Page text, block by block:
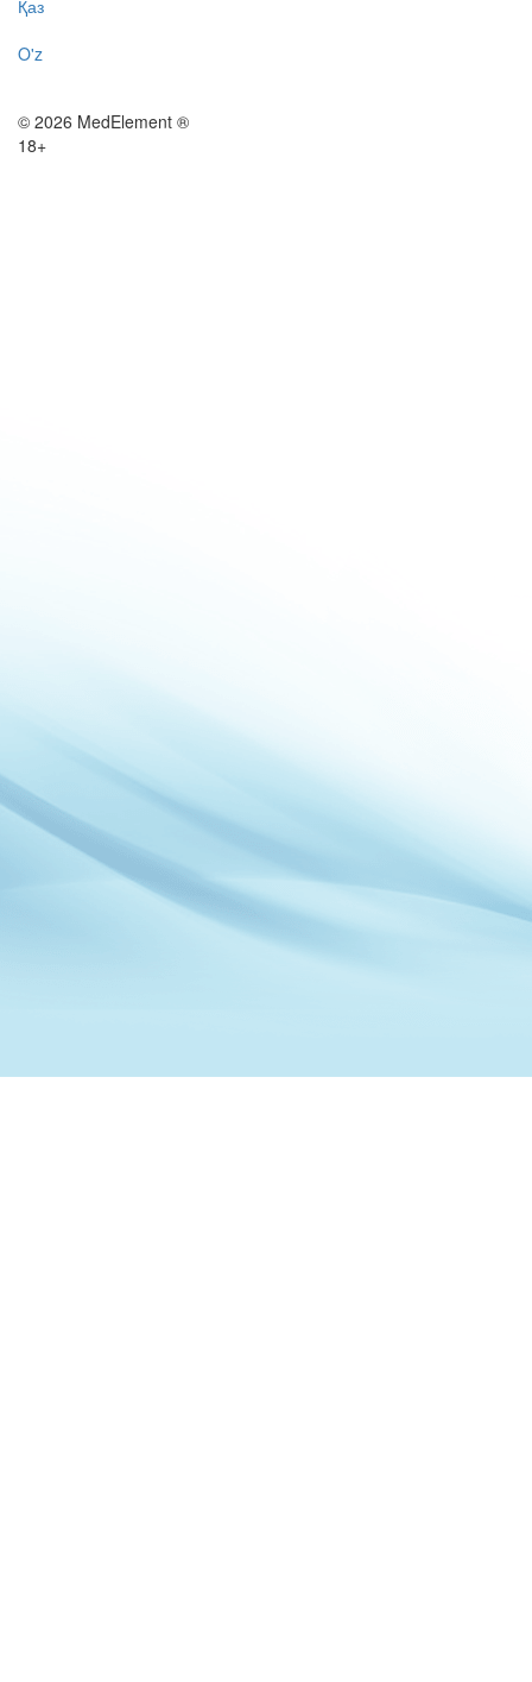
Қаз
O'z
© 2026 MedElement ®
18+